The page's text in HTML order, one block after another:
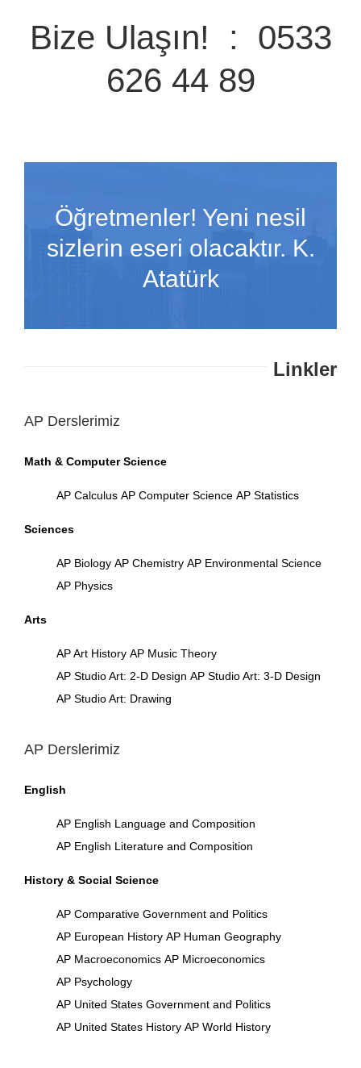
Bize Ulaşın! : 0533
626 44 89
Öğretmenler! Yeni nesil
sizlerin eseri olacaktır. K.
Atatürk
Linkler
AP Derslerimiz
Math & Computer Science
AP Calculus AP Computer Science AP Statistics
Sciences
AP Biology AP Chemistry AP Environmental Science
AP Physics
Arts
AP Art History AP Music Theory
AP Studio Art: 2-D Design AP Studio Art: 3-D Design
AP Studio Art: Drawing
AP Derslerimiz
English
AP English Language and Composition
AP English Literature and Composition
History & Social Science
AP Comparative Government and Politics
AP European History AP Human Geography
AP Macroeconomics AP Microeconomics
AP Psychology
AP United States Government and Politics
AP United States History AP World History